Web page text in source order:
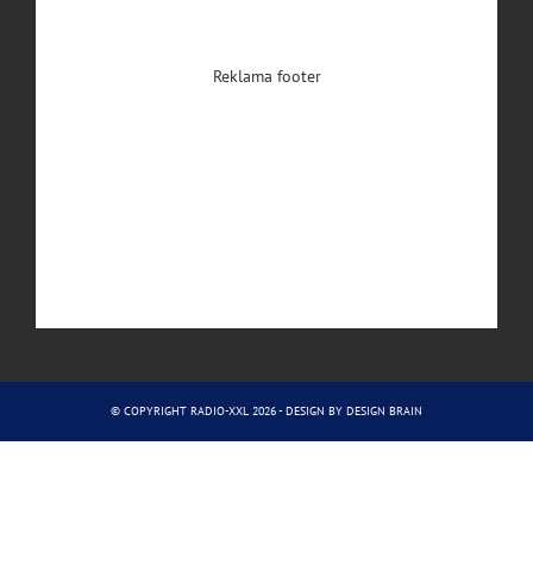
Reklama footer
© COPYRIGHT RADIO-XXL 2026 - DESIGN BY DESIGN BRAIN